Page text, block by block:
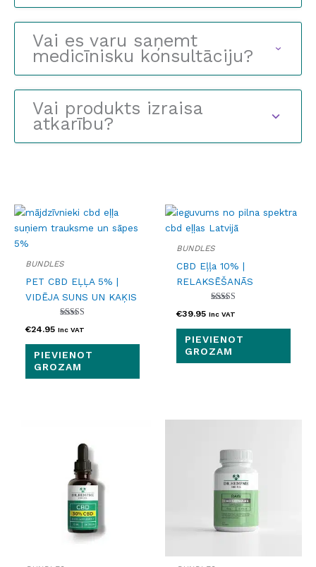
Vai es varu saņemt
medicīnisku konsultāciju?
Vai produkts izraisa
atkarību?
BUNDLES
PET CBD EĻĻA 5% |
VIDĒJA SUNS UN KAĶIS
5.00
€24.95 Inc VAT
PIEVIENOT
GROZAM
BUNDLES
CBD Eļļa 10% |
RELAKSĒŠANĀS
5.00
€39.95 Inc VAT
PIEVIENOT
GROZAM